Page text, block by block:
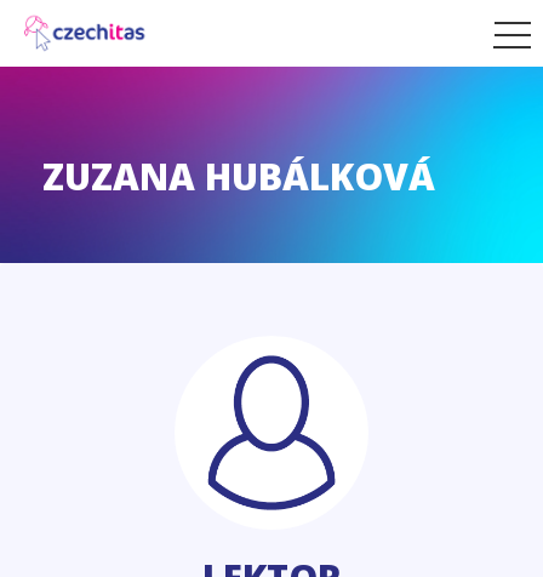
ZUZANA HUBÁLKOVÁ